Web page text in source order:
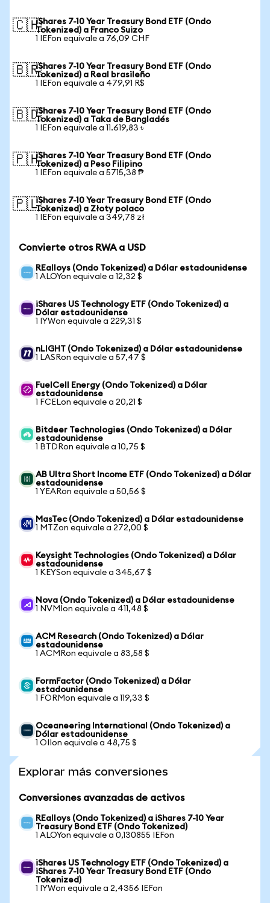
🇨🇭iShares 7-10 Year Treasury Bond ETF (Ondo
Tokenized) a Franco Suizo
1 IEFon equivale a 76,09 CHF
🇧🇷iShares 7-10 Year Treasury Bond ETF (Ondo
Tokenized) a Real brasileño
1 IEFon equivale a 479,91 R$
🇧🇩iShares 7-10 Year Treasury Bond ETF (Ondo
Tokenized) a Taka de Bangladés
1 IEFon equivale a 11.619,83 ৳
🇵🇭iShares 7-10 Year Treasury Bond ETF (Ondo
Tokenized) a Peso Filipino
1 IEFon equivale a 5715,38 ₱
🇵🇱iShares 7-10 Year Treasury Bond ETF (Ondo
Tokenized) a Złoty polaco
1 IEFon equivale a 349,78 zł
Convierte otros RWA a USD
REalloys (Ondo Tokenized) a Dólar estadounidense
1 ALOYon equivale a 12,32 $
iShares US Technology ETF (Ondo Tokenized) a
Dólar estadounidense
1 IYWon equivale a 229,31 $
nLIGHT (Ondo Tokenized) a Dólar estadounidense
1 LASRon equivale a 57,47 $
FuelCell Energy (Ondo Tokenized) a Dólar
estadounidense
1 FCELon equivale a 20,21 $
Bitdeer Technologies (Ondo Tokenized) a Dólar
estadounidense
1 BTDRon equivale a 10,75 $
AB Ultra Short Income ETF (Ondo Tokenized) a Dólar
estadounidense
1 YEARon equivale a 50,56 $
MasTec (Ondo Tokenized) a Dólar estadounidense
1 MTZon equivale a 272,00 $
Keysight Technologies (Ondo Tokenized) a Dólar
estadounidense
1 KEYSon equivale a 345,67 $
Nova (Ondo Tokenized) a Dólar estadounidense
1 NVMIon equivale a 411,48 $
ACM Research (Ondo Tokenized) a Dólar
estadounidense
1 ACMRon equivale a 83,58 $
FormFactor (Ondo Tokenized) a Dólar
estadounidense
1 FORMon equivale a 119,33 $
Oceaneering International (Ondo Tokenized) a
Dólar estadounidense
1 OIIon equivale a 48,75 $
Explorar más conversiones
Conversiones avanzadas de activos
REalloys (Ondo Tokenized) a iShares 7-10 Year
Treasury Bond ETF (Ondo Tokenized)
1 ALOYon equivale a 0,130855 IEFon
iShares US Technology ETF (Ondo Tokenized) a
iShares 7-10 Year Treasury Bond ETF (Ondo
Tokenized)
1 IYWon equivale a 2,4356 IEFon